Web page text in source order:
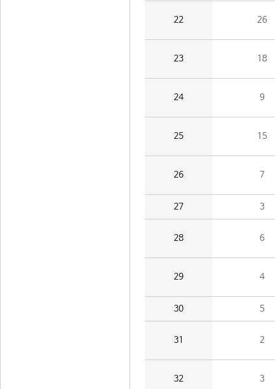
22 26
23 18
24 9
25 15
26 7
27 3
28 6
29 4
30 5
31 2
32 3